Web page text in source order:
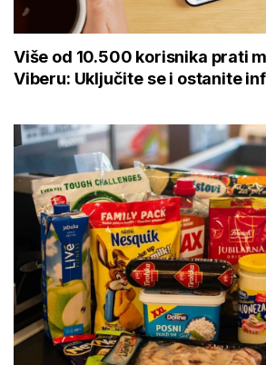
Više od 10.500 korisnika prati
Viberu: Uključite se i ostanite